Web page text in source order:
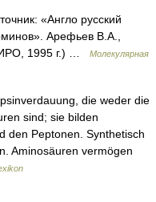
«Англо русский
Арефьев В.А.,
1995 г.) …
Молекулярная
die weder die
sind; sie bilden
den Peptonen. Synthetisch
Aminosäuren vermögen